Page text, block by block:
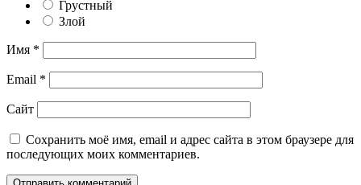
Грустный
Злой
Имя *
Email *
Сайт
Сохранить моё имя, email и адрес сайта в этом браузере для
последующих моих комментариев.